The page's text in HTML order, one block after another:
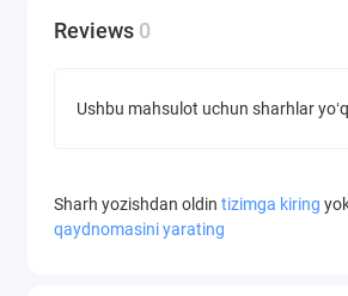
Reviews 0
Ushbu mahsulot uchun sharhlar
Sharh yozishdan oldin tizimga kiring
qaydnomasini yarating